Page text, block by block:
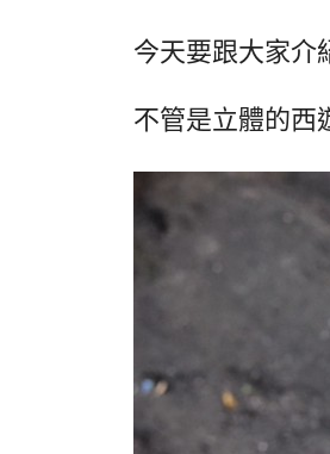
今天要跟大家介
不管是立體的西